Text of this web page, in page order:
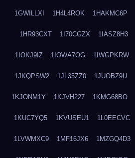
1GWILLXI 1H4L4ROK 1HAKMC6P
1HR93CXT 1I70CGZX 1IASZ8H3
1IOKJ9IZ 1IOWA7OG 1IWGPKRW
1JKQPSW2 1JL35ZZ0 1JUOBZ9U
1KJONM1Y 1KJVH227 1KMG68BO
1KUC7YQ5 1KVUSEU1 1L0EECVC
1LVWMXC9 1MF16JX6 1MZGQ4D3